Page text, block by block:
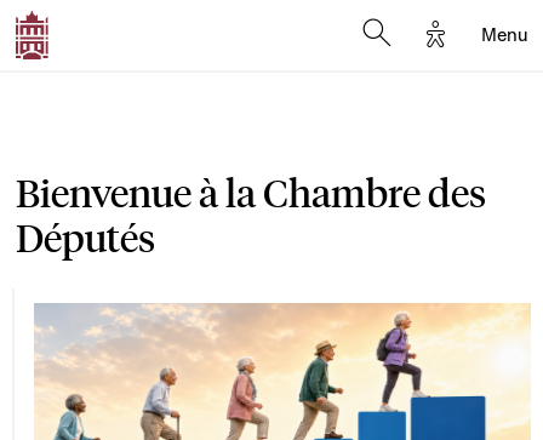
Options
Menu
Bienvenue à la Chambre des
Députés